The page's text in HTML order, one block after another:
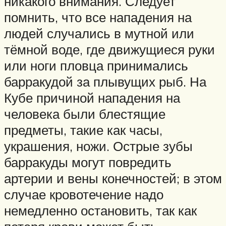
помнить, что все нападения на
людей случались в мутной или
тёмной воде, где движущиеся руки
или ноги пловца принимались
барракудой за плывущих рыб. На
Кубе причиной нападения на
человека были блестящие
предметы, такие как часы,
украшения, ножи. Острые зубы
барракуды могут повредить
артерии и вены конечностей; в этом
случае кровотечение надо
немедленно остановить, так как